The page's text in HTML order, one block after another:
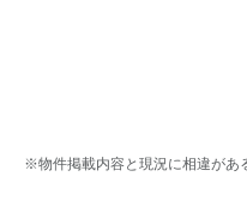
※物件掲載内容と現況に相違があ